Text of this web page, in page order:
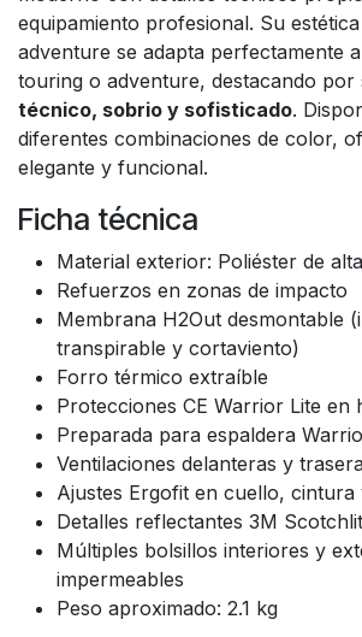
equipamiento profesional. Su
adventure se adapta perfectamente
touring o adventure, destacando por
técnico, sobrio y sofisticado.
diferentes combinaciones de color,
elegante y funcional.
Ficha técnica
Material exterior: Poliéster de
Refuerzos en zonas de impacto
Membrana H2Out desmontable
transpirable y cortaviento)
Forro térmico extraíble
Protecciones CE Warrior Lite en
Preparada para espaldera
Ventilaciones delanteras y
Ajustes Ergofit en cuello, cintura
Detalles reflectantes 3M
Múltiples bolsillos interiores y
impermeables
Peso aproximado: 2.1 kg